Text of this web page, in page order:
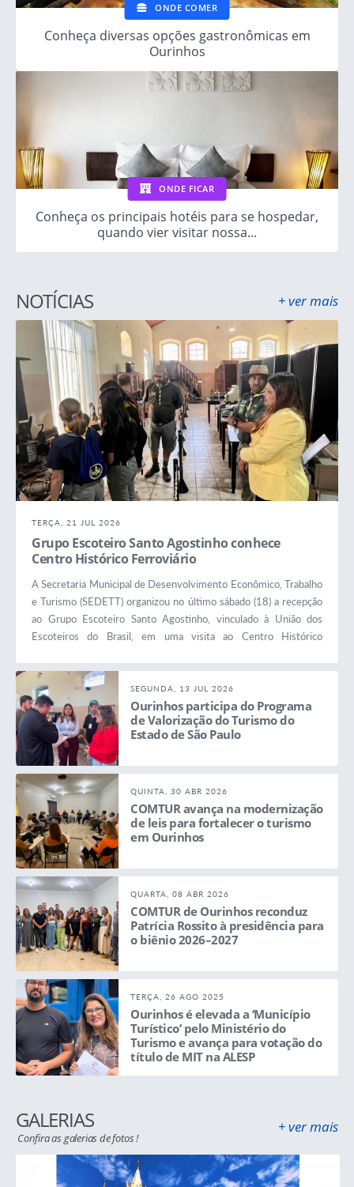
ONDE COMER
Conheça diversas opções gastronômicas em
Ourinhos
ONDE FICAR
Conheça os principais hotéis para se hospedar,
quando vier visitar nossa...
NOTÍCIAS + ver mais
TERÇA, 21 JUL 2026
Grupo Escoteiro Santo Agostinho conhece
Centro Histórico Ferroviário
A Secretaria Municipal de Desenvolvimento Econômico, Trabalho
e Turismo (SEDETT) organizou no último sábado (18) a recepção
ao Grupo Escoteiro Santo Agostinho, vinculado à União dos
Escoteiros do Brasil, em uma visita ao Centro Histórico
Descobrindo a História de Ourinhos”, iniciativa do grupo
escoteiro voltada aos jovens dos Ramos Escoteiro e Sênior para...
SEGUNDA, 13 JUL 2026
Ourinhos participa do Programa
de Valorização do Turismo do
Estado de São Paulo
QUINTA, 30 ABR 2026
COMTUR avança na modernização
de leis para fortalecer o turismo
em Ourinhos
QUARTA, 08 ABR 2026
COMTUR de Ourinhos reconduz
Patrícia Rossito à presidência para
o biênio 2026–2027
TERÇA, 26 AGO 2025
Ourinhos é elevada a ‘Município
Turístico’ pelo Ministério do
Turismo e avança para votação do
título de MIT na ALESP
GALERIAS
Confira as galerias de fotos !
+ ver mais